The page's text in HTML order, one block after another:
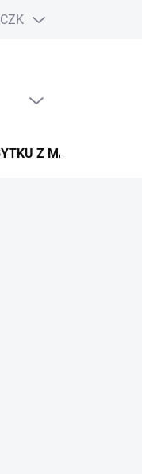
Pojištění zásilky
CZK
Z MASIVU